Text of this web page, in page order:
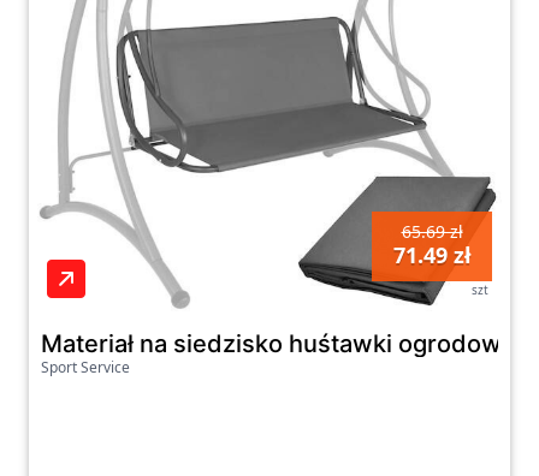
65.69 zł
71.49 zł
szt
Materiał na siedzisko huśtawki ogrodowej
Sport Service